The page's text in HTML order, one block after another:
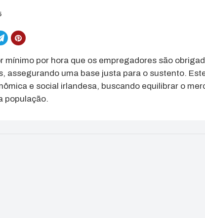
mínimo por hora que os empregadores são
assegurando uma base justa para o sustento.
e social irlandesa, buscando equilibrar o
população.